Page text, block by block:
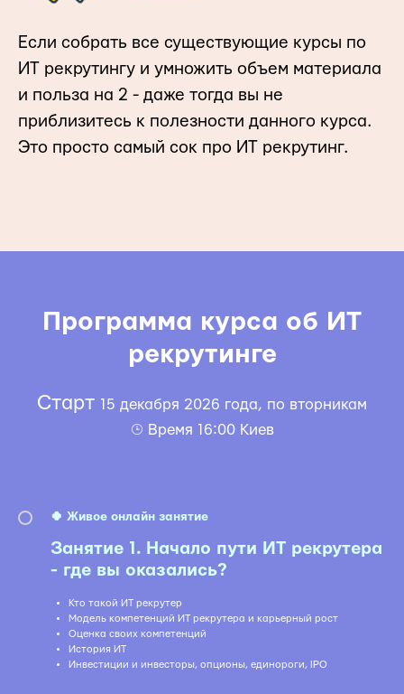
Если собрать все существующие курсы по
ИТ рекрутингу и умножить объем материала
и польза на 2 - даже тогда вы не
приблизитесь к полезности данного курса.
Это просто самый сок про ИТ рекрутинг.
Программа курса об ИТ
рекрутинге
Старт 15 декабря 2026 года, по вторникам
⌚︎ Время 16:00 Киев
🍀 Живое онлайн занятие
Занятие 1. Начало пути ИТ рекрутера
- где вы оказались?
Кто такой ИТ рекрутер
Модель компетенций ИТ рекрутера и карьерный рост
Оценка своих компетенций
История ИТ
Инвестиции и инвесторы, опционы, единороги, IPO